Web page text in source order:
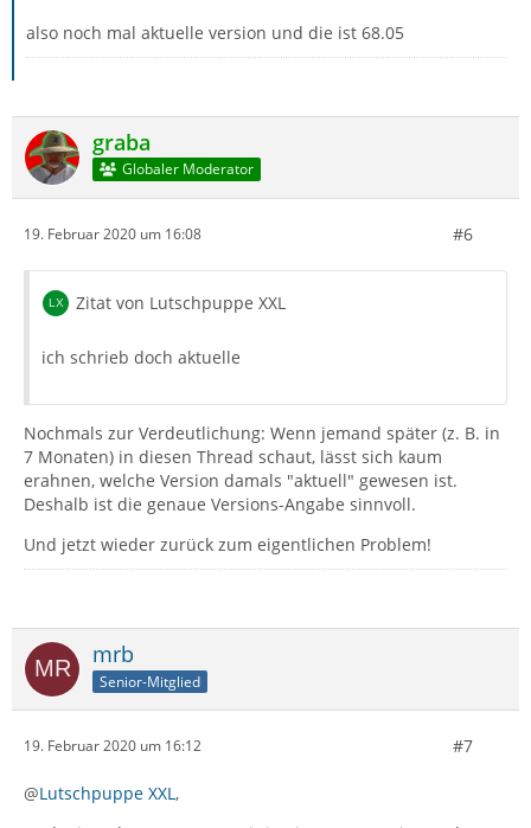
also noch mal aktuelle version und die ist 68.05
graba
Globaler Moderator
19. Februar 2020 um 16:08 #6
Zitat von Lutschpuppe XXL
ich schrieb doch aktuelle
Nochmals zur Verdeutlichung: Wenn jemand später (z. B. in
7 Monaten) in diesen Thread schaut, lässt sich kaum
erahnen, welche Version damals "aktuell" gewesen ist.
Deshalb ist die genaue Versions-Angabe sinnvoll.
Und jetzt wieder zurück zum eigentlichen Problem!
mrb
Senior-Mitglied
19. Februar 2020 um 16:12 #7
@Lutschpuppe XXL ,